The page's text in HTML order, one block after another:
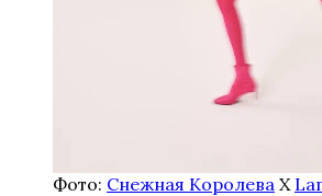
Фото: Снежная Королева Х